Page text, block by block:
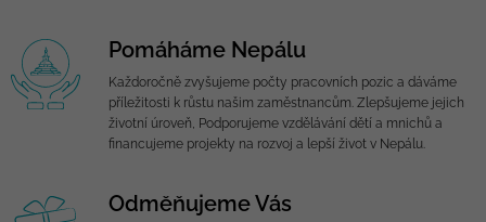
Pomáháme Nepálu
Každoročně zvyšujeme počty pracovních pozic a dáváme
příležitosti k růstu našim zaměstnancům. Zlepšujeme jejich
životní úroveň, Podporujeme vzdělávání dětí a mnichů a
financujeme projekty na rozvoj a lepší život v Nepálu.
Odměňujeme Vás